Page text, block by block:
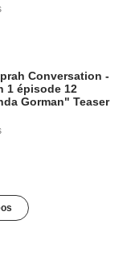
Conversation -
1 épisode 12
Gorman" Teaser